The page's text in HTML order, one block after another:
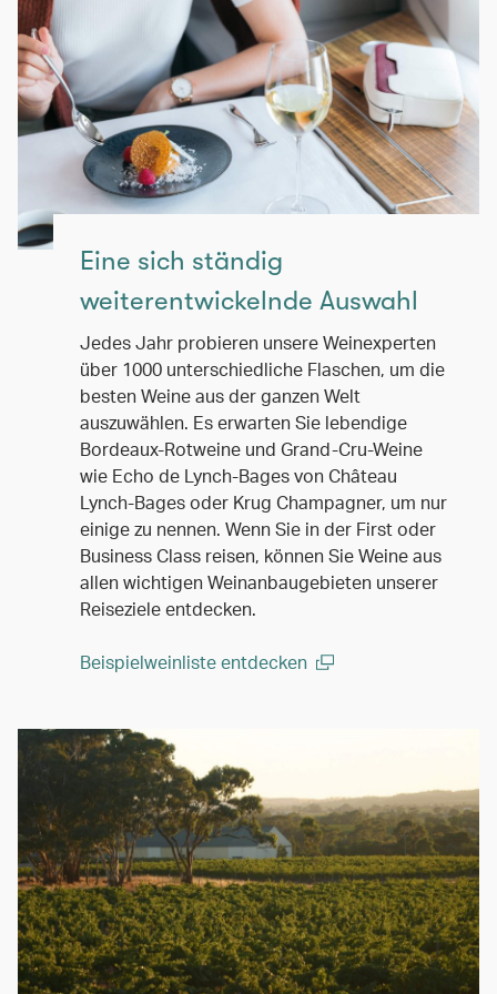
Eine sich ständig
weiterentwickelnde Auswahl
Jedes Jahr probieren unsere Weinexperten
über 1000 unterschiedliche Flaschen, um die
besten Weine aus der ganzen Welt
auszuwählen. Es erwarten Sie lebendige
Bordeaux-Rotweine und Grand-Cru-Weine
wie Echo de Lynch-Bages von Château
Lynch-Bages oder Krug Champagner, um nur
einige zu nennen. Wenn Sie in der First oder
Business Class reisen, können Sie Weine aus
allen wichtigen Weinanbaugebieten unserer
Reiseziele entdecken.
Beispielweinliste entdecken